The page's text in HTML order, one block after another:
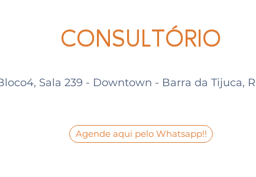
CONSULTÓRIO
Sala 239 - Downtown - Barra da Tijuca,
Agende aqui pelo Whatsapp!!